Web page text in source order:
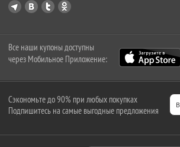
Все наши купоны доступны
через Мобильное Приложение:
Сэкономьте до 90% при любых покупках
Подпишитесь на самые выгодные предложения